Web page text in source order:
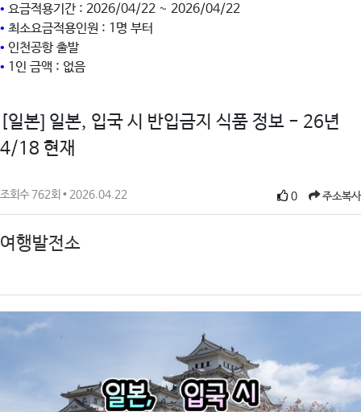
• 요금적용기간 : 2026/04/22 ~ 2026/04/22
• 최소요금적용인원 : 1명 부터
• 인천공항 출발
• 1인 금액 : 없음
[일본] 일본, 입국 시 반입금지 식품 정보 - 26년
4/18 현재
조회수 762회 • 2026.04.22 0 주소복사
여행발전소